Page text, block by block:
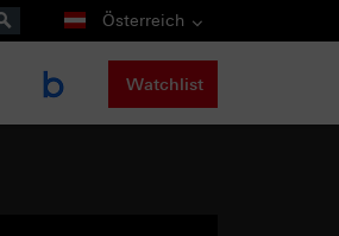
Österreich
Watchlist